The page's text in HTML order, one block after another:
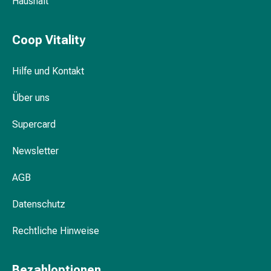
Haarstyling-
Tools
Intimpflege
Für
den
Hautpflege
Coop Vitality
Hilfe und Kontakt
Über uns
Supercard
Newsletter
AGB
Datenschutz
Rechtliche Hinweise